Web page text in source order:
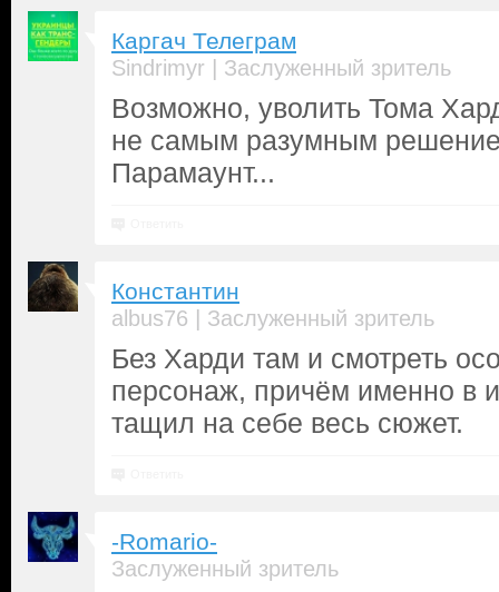
Каргач Телеграм
Sindrimyr | Заслуженный зритель
Возможно, уволить Тома
не самым разумным
Парамаунт...
Константин
albus76 | Заслуженный зритель
Без Харди там и смотреть
персонаж, причём именно в
тащил на себе весь сюжет.
-Romario-
Заслуженный зритель